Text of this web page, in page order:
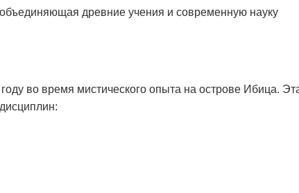
древние учения и современную науку
во время мистического опыта на острове Ибица.